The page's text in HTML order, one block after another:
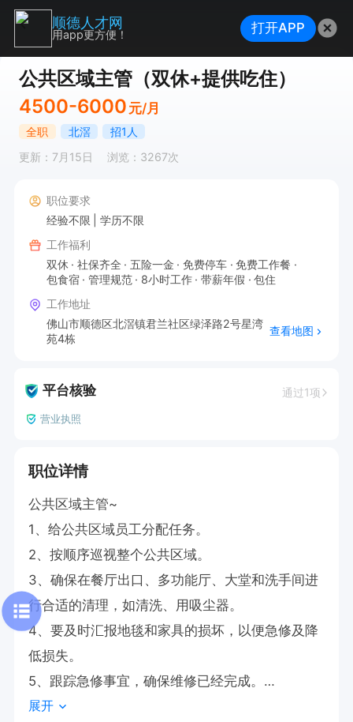
公共区域主管（双休+提供吃住）
4500-6000 元/月
全职 北滘
招1人
更新：7月15日
浏览：3267次
职位要求
经验不限
学历不限
工作福利
双休
社保齐全 五险一金 免费停车
免费工作餐
包食宿
管理规范 8小时工作 带薪年假
包住
工作地址
佛山市顺德区北滘镇君兰社区绿泽路2号星湾
苑4栋
查看地图
平台核验 通过1项
营业执照
职位详情
公共区域主管~
1、给公共区域员工分配任务。
2、按顺序巡视整个公共区域。
3、确保在餐厅出口、多功能厅、大堂和洗手间进
行合适的清理，如清洗、用吸尘器。
4、要及时汇报地毯和家具的损坏，以便急修及降
低损失。
5、跟踪急修事宜，确保维修已经完成。
6、检查确保机器的被清洁、正常工作及妥善存
展开
顺德人才网
用app更方便！ 打开APP